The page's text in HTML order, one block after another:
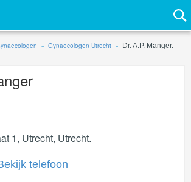
Gynaecologen Utrecht
Dr. A.P. Manger.
1, Utrecht, Utrecht.
telefoon